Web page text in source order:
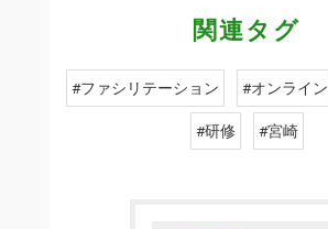
関連タグ
#ファシリテーション #オンライン
#研修 #宮崎